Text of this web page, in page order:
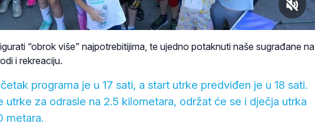
“obrok više” najpotrebitijima, te ujedno potaknuti naše sugrađane na
i rekreaciju.
programa je u 17 sati, a start utrke predviđen je u 18 sati.
utrke za odrasle na 2.5 kilometara, održat će se i dječja utrka
metara.